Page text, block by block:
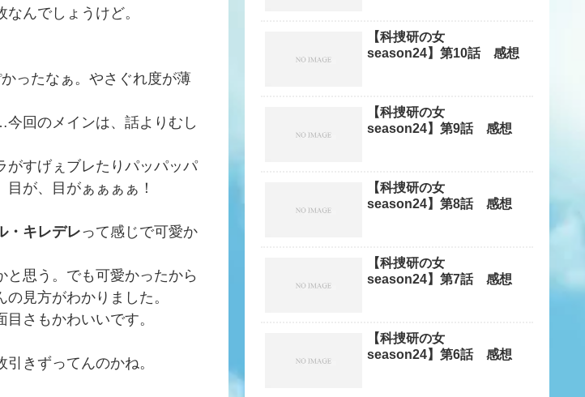
んでしょうけど。
ったなぁ。やさぐれ度が薄
回のメインは、話よりむし
がすげぇブレたりパッパッパ
が、目がぁぁぁぁ！
・キレデレって感じで可愛か
思う。でも可愛かったから
見方がわかりました。
さもかわいいです。
きずってんのかね。
【科捜研の女
season24】第10話 感想
【科捜研の女
season24】第9話 感想
【科捜研の女
season24】第8話 感想
【科捜研の女
season24】第7話 感想
【科捜研の女
season24】第6話 感想